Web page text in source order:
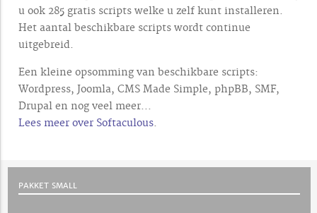
u ook 285 gratis scripts welke u zelf kunt installeren.
Het aantal beschikbare scripts wordt continue
uitgebreid.
Een kleine opsomming van beschikbare scripts:
Wordpress, Joomla, CMS Made Simple, phpBB, SMF,
Drupal en nog veel meer...
Lees meer over Softaculous.
PAKKET SMALL